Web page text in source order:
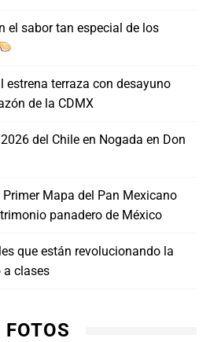
el sabor tan especial de los
estrena terraza con desayuno
de la CDMX
del Chile en Nogada en Don
Mapa del Pan Mexicano
panadero de México
que están revolucionando la
a clases